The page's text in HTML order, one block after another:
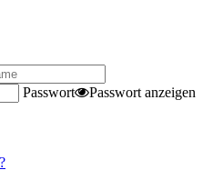
Passwort
Passwort anzeigen